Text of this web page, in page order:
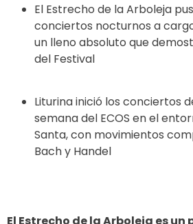
El Estrecho de la Arboleja
conciertos nocturnos a
un lleno absoluto que
del Festival
Liturina inició los conciertos
semana del ECOS en el
Santa, con movimientos
Bach y Handel